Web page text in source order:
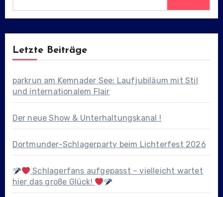
Letzte Beiträge
parkrun am Kemnader See: Laufjubiläum mit Stil
und internationalem Flair
Der neue Show & Unterhaltungskanal !
Dortmunder-Schlagerparty beim Lichterfest 2026
Schlagerfans aufgepasst – vielleicht wartet
hier das große Glück!